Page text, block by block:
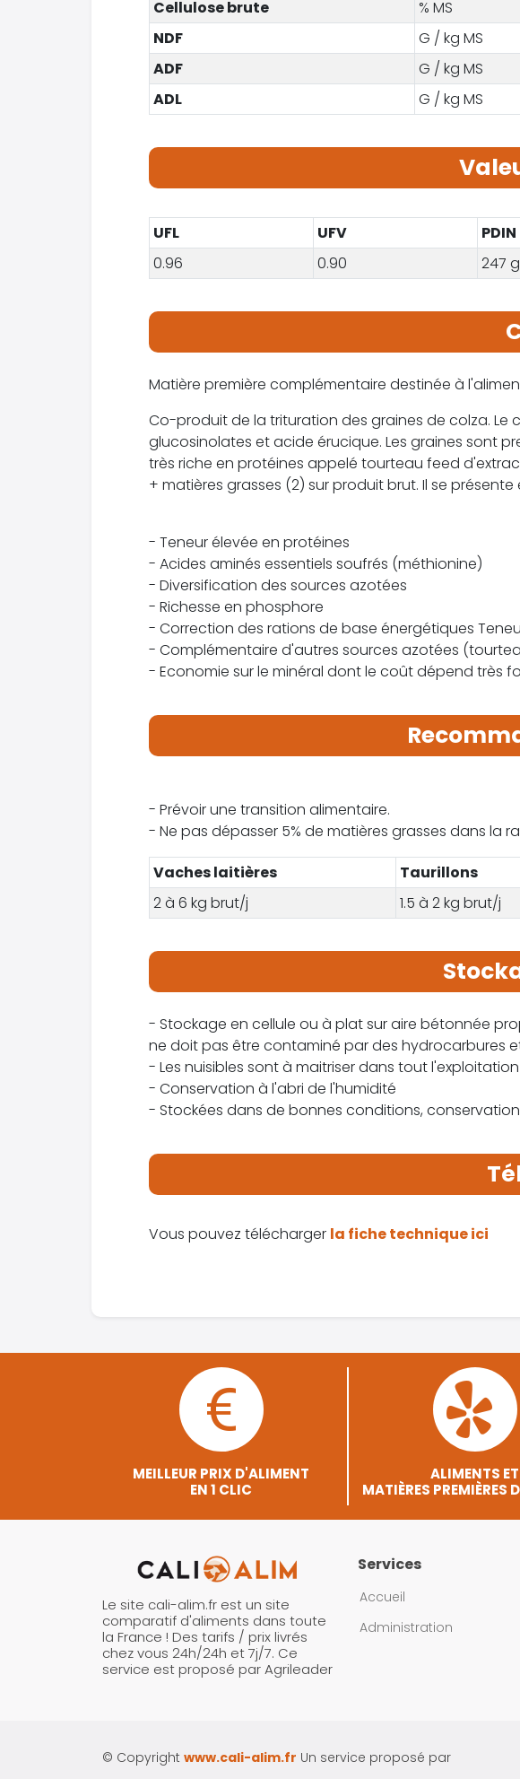
Cellulose brute
% MS
NDF
G / kg MS
ADF
G / kg MS
ADL
G / kg MS
UFL UFV PDIN
0.96
0.90 247 g
Matière première complémentaire destinée à
Co-produit de la trituration des graines de colza. Le
glucosinolates et acide érucique. Les graines sont
très riche en protéines appelé tourteau feed
+ matières grasses (2) sur produit brut. Il se
- Teneur élevée en protéines
- Acides aminés essentiels soufrés (méthionine)
- Diversification des sources azotées
- Richesse en phosphore
- Correction des rations de base énergétiques
- Complémentaire d'autres sources azotées
- Economie sur le minéral dont le coût dépend très
- Prévoir une transition alimentaire.
- Ne pas dépasser 5% de matières grasses dans la
Vaches laitières
Taurillons
2 à 6 kg brut/j
1.5 à 2 kg brut/j
- Stockage en cellule ou à plat sur aire bétonnée
ne doit pas être contaminé par des hydrocarbures
- Les nuisibles sont à maitriser dans tout
- Conservation à l'abri de l'humidité
- Stockées dans de bonnes conditions,
Vous pouvez télécharger la fiche technique ici
MEILLEUR PRIX D'ALIMENT
EN 1 CLIC
ALIMENTS ET
MATIÈRES PREMIÈRES
Le site cali-alim.fr est un site
comparatif d'aliments dans toute
la France ! Des tarifs / prix livrés
chez vous 24h/24h et 7j/7. Ce
service est proposé par Agrileader
Services
Accueil
Administration
© Copyright www.cali-alim.fr Un service proposé par